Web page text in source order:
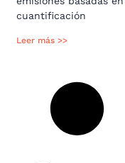
cuantificación
Leer más >>